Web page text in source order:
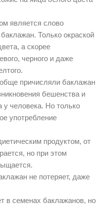
является слово
Только окраской
а скорее
черного и даже
причисляли баклажан
бешенства и
у человека. Но только
употребление
продуктом, от
но при этом
не потеряет, даже
в семенах баклажанов, но